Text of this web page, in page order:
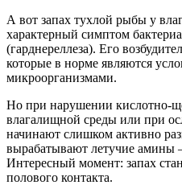
А вот запах тухлой рыбы у
характерный симптом
(гарднереллеза). Его
которые в норме являются
микроорганизмами.
Но при нарушении кислотно-
влагалищной среды или при
начинают слишком активно
вырабатывают летучие амины
Интересный момент: запах
полового контакта.